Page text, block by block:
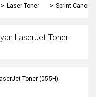
Laser Toner Sprint Canon
LaserJet Toner